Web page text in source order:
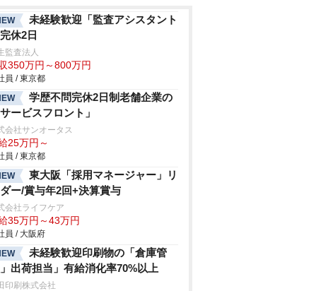
未経験歓迎「監査アシスタント
完休2日
監査法人
350万円～800万円
員 / 東京都
学歴不問完休2日制老舗企業の
サービスフロント」
会社サンオータス
25万円～
員 / 東京都
東大阪「採用マネージャー」リ
ー/賞与年2回+決算賞与
会社ライフケア
35万円～43万円
員 / 大阪府
未経験歓迎印刷物の「倉庫管
出荷担当」有給消化率70%以上
印刷株式会社